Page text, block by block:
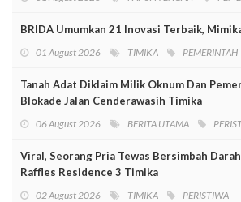
BRIDA Umumkan 21 Inovasi Terbaik,
01 August 2026 TIMIKA PEMERINTAH
Tanah Adat Diklaim Milik Oknum Dan
Blokade Jalan Cenderawasih Timika
06 August 2026 BERITA UTAMA
Viral, Seorang Pria Tewas Bersimbah
Raffles Residence 3 Timika
02 August 2026 TIMIKA PERISTIWA